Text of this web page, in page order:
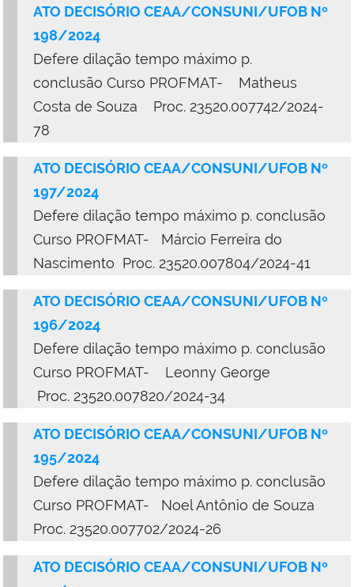
ATO DECISÓRIO CEAA/CONSUNI/UFOB Nº
198/2024
Defere dilação tempo máximo p.
conclusão Curso PROFMAT- Matheus
Costa de Souza Proc. 23520.007742/2024-
78
ATO DECISÓRIO CEAA/CONSUNI/UFOB Nº
197/2024
Defere dilação tempo máximo p. conclusão
Curso PROFMAT- Márcio Ferreira do
Nascimento Proc. 23520.007804/2024-41
ATO DECISÓRIO CEAA/CONSUNI/UFOB Nº
196/2024
Defere dilação tempo máximo p. conclusão
Curso PROFMAT- Leonny George
Proc. 23520.007820/2024-34
ATO DECISÓRIO CEAA/CONSUNI/UFOB Nº
195/2024
Defere dilação tempo máximo p. conclusão
Curso PROFMAT- Noel Antônio de Souza
Proc. 23520.007702/2024-26
ATO DECISÓRIO CEAA/CONSUNI/UFOB Nº